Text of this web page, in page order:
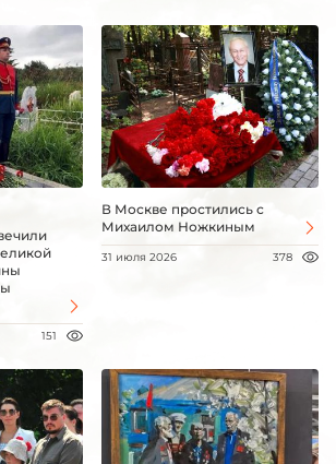
151
В Москве простились с
Михаилом Ножкиным
31 июля 2026 378